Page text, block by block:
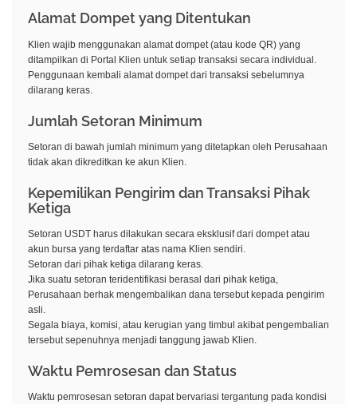
Alamat Dompet yang Ditentukan
Klien wajib menggunakan alamat dompet (atau kode QR) yang
ditampilkan di Portal Klien untuk setiap transaksi secara individual.
Penggunaan kembali alamat dompet dari transaksi sebelumnya
dilarang keras.
Jumlah Setoran Minimum
Setoran di bawah jumlah minimum yang ditetapkan oleh Perusahaan
tidak akan dikreditkan ke akun Klien.
Kepemilikan Pengirim dan Transaksi Pihak
Ketiga
Setoran USDT harus dilakukan secara eksklusif dari dompet atau
akun bursa yang terdaftar atas nama Klien sendiri.
Setoran dari pihak ketiga dilarang keras.
Jika suatu setoran teridentifikasi berasal dari pihak ketiga,
Perusahaan berhak mengembalikan dana tersebut kepada pengirim
asli.
Segala biaya, komisi, atau kerugian yang timbul akibat pengembalian
tersebut sepenuhnya menjadi tanggung jawab Klien.
Waktu Pemrosesan dan Status
Waktu pemrosesan setoran dapat bervariasi tergantung pada kondisi